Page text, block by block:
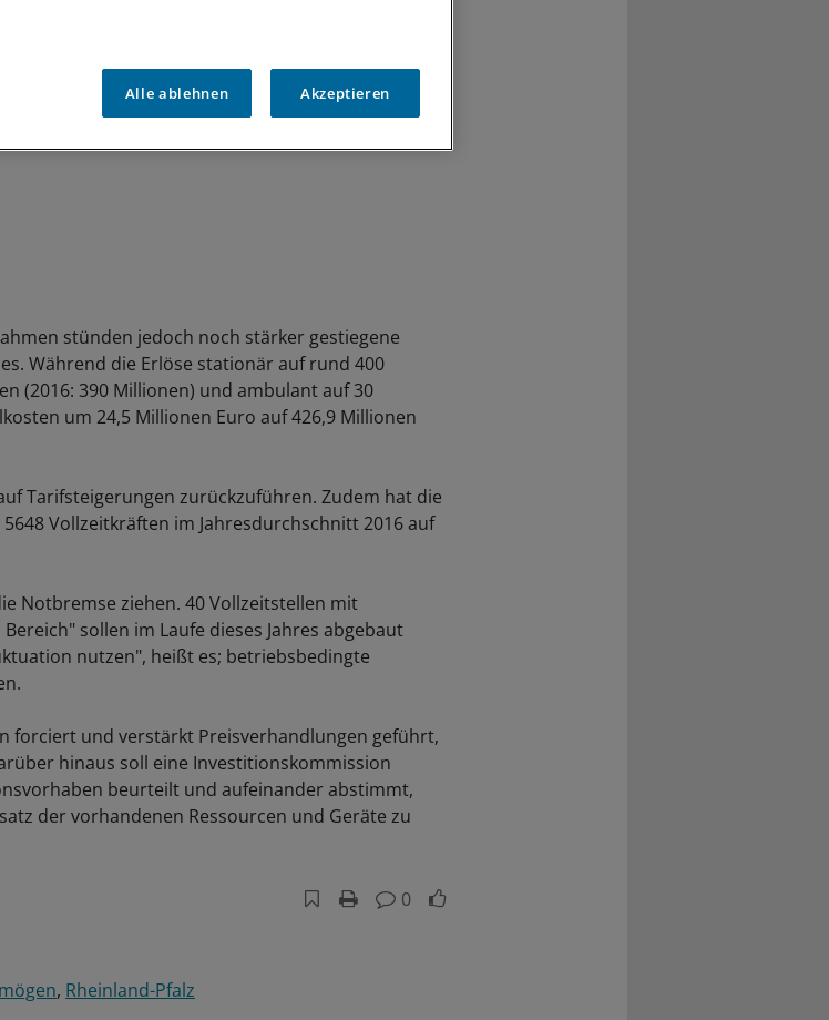
stünden jedoch noch stärker gestiegene
Während die Erlöse stationär auf rund 400
(2016: 390 Millionen) und ambulant auf 30
um 24,5 Millionen Euro auf 426,9 Millionen
Tarifsteigerungen zurückzuführen. Zudem hat die
Vollzeitkräften im Jahresdurchschnitt 2016 auf
Notbremse ziehen. 40 Vollzeitstellen mit
sollen im Laufe dieses Jahres abgebaut
nutzen", heißt es; betriebsbedingte
forciert und verstärkt Preisverhandlungen geführt,
hinaus soll eine Investitionskommission
beurteilt und aufeinander abstimmt,
der vorhandenen Ressourcen und Geräte zu
0
Rheinland-Pfalz
Alle ablehnen Akzeptieren